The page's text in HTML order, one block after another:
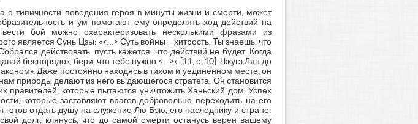
типичности поведения героя в минуты жизни и смерти, может
и ум помогают ему определять ход действий на
бой можно охарактеризовать несколькими фразами из
является Сунь Цзы: «<…> Суть войны – хитрость. Ты знаешь, что
действовать, пусть кажется, что действий не будет. Когда
беспорядок, бери, что тебе нужно <…>» [11, с. 10]. Чжугэ Лян до
Даже постоянно находясь в тихом и уединённом месте, он
природы делают из него выдающегося стратега. Он становится
которые пытаются уничтожить Ханьский дом. Успех
которые заставляют врагов добровольно переходить на его
отдать душу на служение Лю Бэю, его наследнику и стране:
долг, клянусь, что до самой смерти останусь верен вашему